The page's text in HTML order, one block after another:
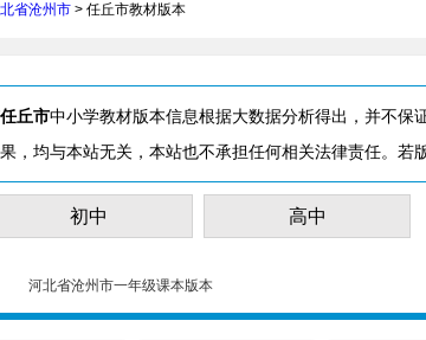
省沧州市 > 任丘市教材版本
丘市中小学教材版本信息根据大数据分析得出，并不保
，均与本站无关，本站也不承担任何相关法律责任。若
初中 高中
河北省沧州市一年级课本版本